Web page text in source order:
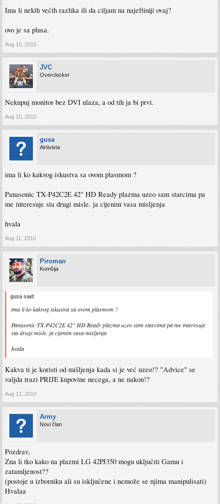
Ima li nekih većih razlika ili da ciljam na najeftiniji ovaj?
ovo je sa plusa.
Aug 10, 2010
JVC
Overclocker
Nekupuj monitor bez DVI ulaza, a od tih ja bi prvi.
Aug 10, 2010
gusa
Aktivista
ima li ko kakvog iskustva sa ovom plasmom ?
Panasonic TX-P42C2E 42" HD Ready plazma uzeo sam starcima pa
me interesuje sta drugi misle. ja cijenim vasa misljenja
hvala
Aug 11, 2010
Piroman
Komšija
gusa said:
ima li ko kakvog iskustva sa ovom plasmom ?
Panasonic TX-P42C2E 42" HD Ready plazma uzeo sam starcima pa me interesuje
sta drugi misle. ja cijenim vasa misljenja
hvala
Kakva ti je koristi od mišljenja kada si je već uzeo!? "Advice" se
valjda trazi PRIJE kupovine necega, a ne nakon!?
Aug 12, 2010
Army
Novi član
Pozdrav,
Zna li tko kako na plazmi LG 42PJ350 mogu uključiti Gamu i
zatamljenost??
(postoje u izborniku ali su isključene i nemože se njima manipulisati)
Hvalaa